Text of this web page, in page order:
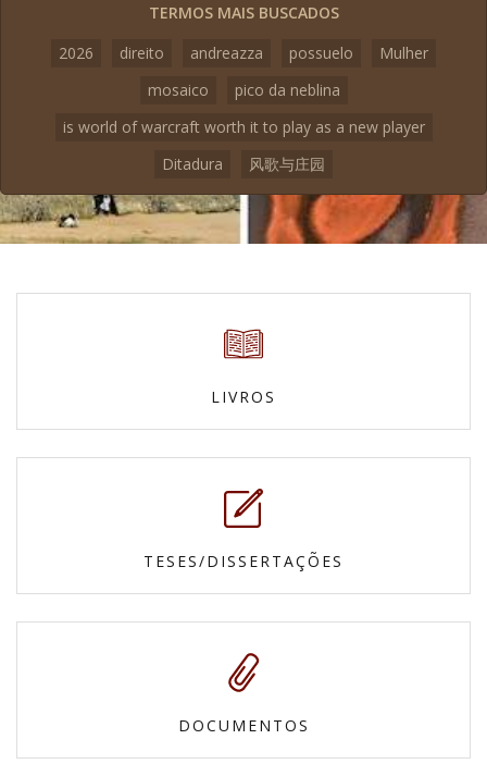
TERMOS MAIS BUSCADOS
2026
direito andreazza possuelo
Mulher
mosaico
pico da neblina
is world of warcraft worth it to play as a new player
Ditadura
风歌与庄园
LIVROS
TESES/DISSERTAÇÕES
DOCUMENTOS